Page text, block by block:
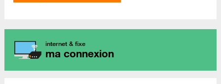
internet & fixe
ma connexion